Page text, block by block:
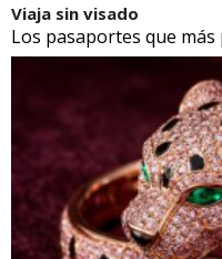
Viaja sin visado
Los pasaportes que